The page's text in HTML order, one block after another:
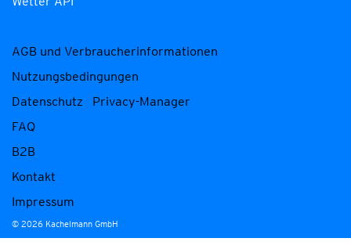
AGB und Verbraucherinformationen
Nutzungsbedingungen
Datenschutz
Privacy-Manager
FAQ
B2B
Kontakt
Impressum
© 2026 Kachelmann GmbH